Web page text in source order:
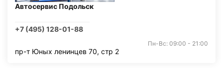
Автосервис Подольск
+7 (495) 128-01-88
Пн-Вс: 09:00 - 21:00
пр-т Юных ленинцев 70, стр 2